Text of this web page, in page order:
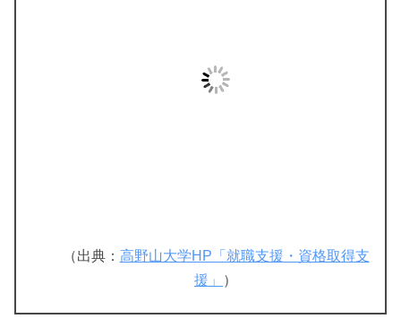
（出典： 高野山大学HP「就職支援・資格取得支
援」
）